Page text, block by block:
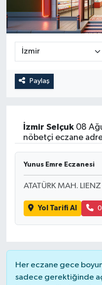
Paylaş
İzmir Selçuk08
nöbetçi eczane
Yunus Emre Eczanesi
ATATÜRK MAH.
Yol Tarifi Al
Her eczane gece
sadece gerektiğinde